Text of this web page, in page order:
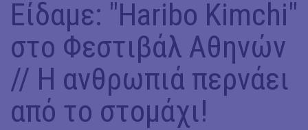
Είδαμε: "Haribo Kimchi"
στο Φεστιβάλ Αθηνών
// Η ανθρωπιά περνάει
από το στομάχι!